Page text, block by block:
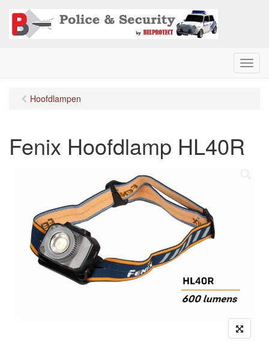
M
e
Hoofdlampen
Fenix Hoofdlamp HL40R